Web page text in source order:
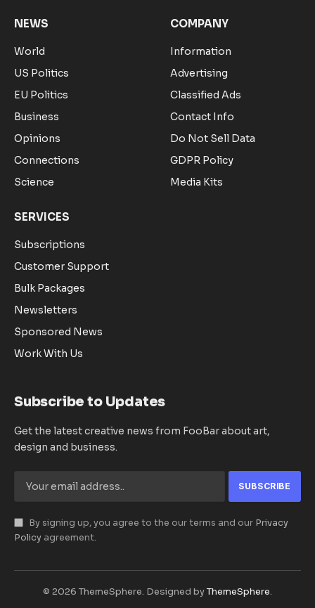
NEWS
World
US Politics
EU Politics
Business
Opinions
Connections
Science
COMPANY
Information
Advertising
Classified Ads
Contact Info
Do Not Sell Data
GDPR Policy
Media Kits
SERVICES
Subscriptions
Customer Support
Bulk Packages
Newsletters
Sponsored News
Work With Us
Subscribe to Updates
Get the latest creative news from FooBar about art,
design and business.
By signing up, you agree to the our terms and our Privacy
Policy agreement.
© 2026 ThemeSphere. Designed byThemeSphere.